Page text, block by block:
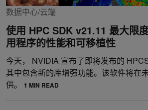
数据中心/云端
使用 HPC SDK v21.11 最大限
用程序的性能和可移植性
今天， NVIDIA 宣布了即将发布的
其中包含新的库增强功能。该软件将在
供。
1 MIN READ